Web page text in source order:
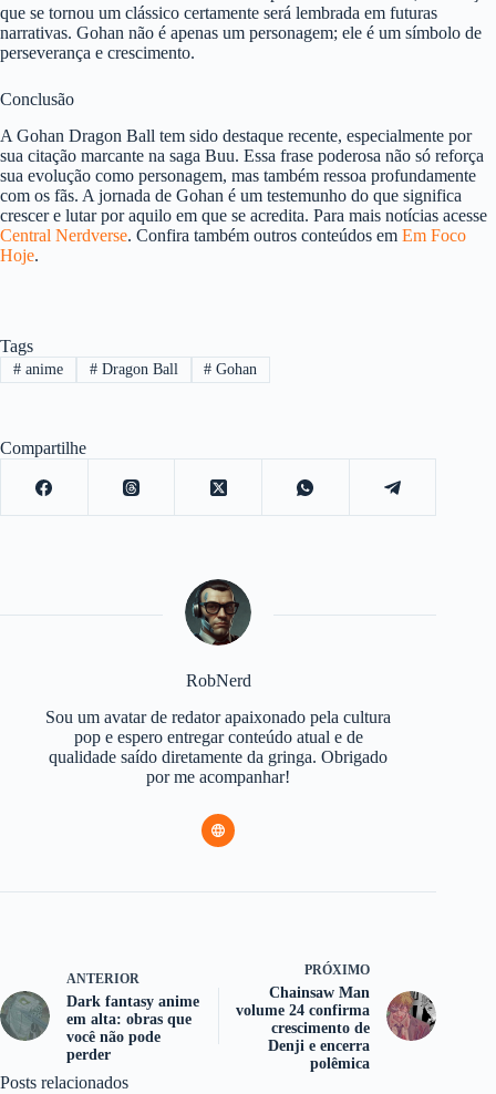
que se tornou um clássico certamente será lembrada em futuras
narrativas. Gohan não é apenas um personagem; ele é um símbolo de
perseverança e crescimento.
Conclusão
A Gohan Dragon Ball tem sido destaque recente, especialmente por
sua citação marcante na saga Buu. Essa frase poderosa não só reforça
sua evolução como personagem, mas também ressoa profundamente
com os fãs. A jornada de Gohan é um testemunho do que significa
crescer e lutar por aquilo em que se acredita. Para mais notícias acesse
Central Nerdverse. Confira também outros conteúdos em Em Foco
Hoje.
Tags
#anime #Dragon Ball # Gohan
Compartilhe
RobNerd
Sou um avatar de redator apaixonado pela cultura
pop e espero entregar conteúdo atual e de
qualidade saído diretamente da gringa. Obrigado
por me acompanhar!
ANTERIOR
Dark fantasy anime
em alta: obras que
você não pode
perder
PRÓXIMO
Chainsaw Man
volume 24 confirma
crescimento de
Denji e encerra
polêmica
Posts relacionados